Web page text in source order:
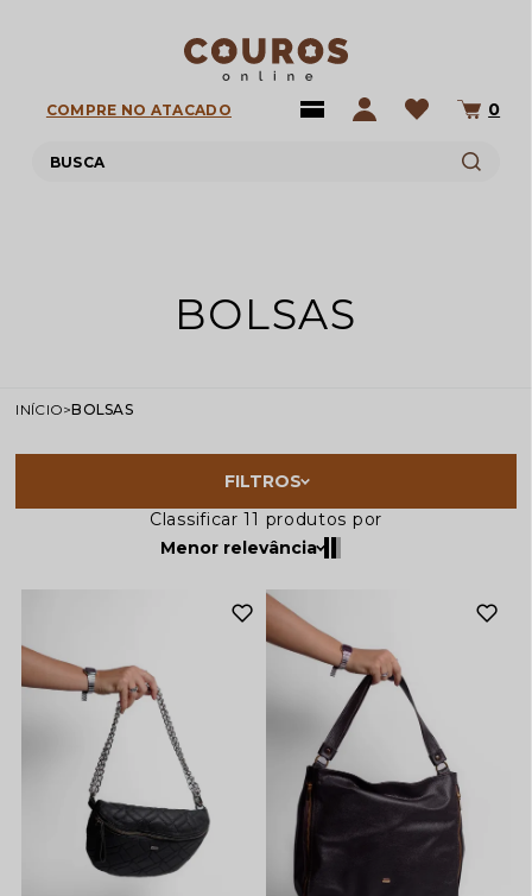
COMPRE NO ATACADO 0
BOLSAS
INÍCIO BOLSAS
Classificar11 produtos por
Menor relevância
FILTROS